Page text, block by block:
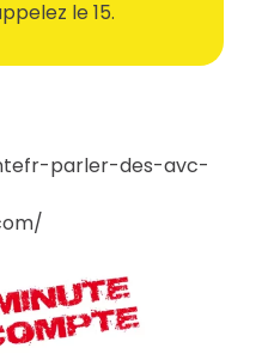
le 15.
parler-des-avc-